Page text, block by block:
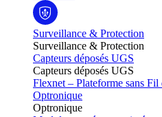
Surveillance & Protection
Surveillance & Protection
Capteurs déposés UGS
Capteurs déposés UGS
Flexnet – Plateforme sans
Optronique
Optronique